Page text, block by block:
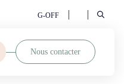
Nous contacter
G-OFF